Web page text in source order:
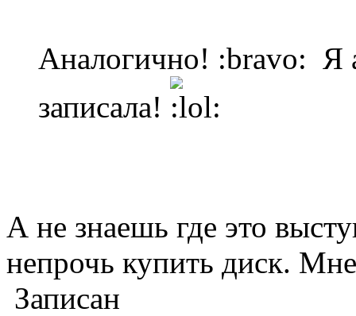
Аналогично! :bravo: Я
записала!
А не знаешь где это
непрочь купить диск.
Записан